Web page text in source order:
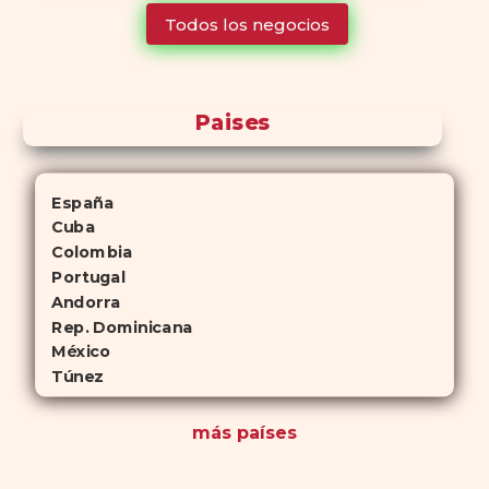
para quienes no desean planificar sus actividades románticas con
Todos los negocios
Paises
España
Cuba
Colombia
Portugal
Andorra
Rep. Dominicana
México
Túnez
más países